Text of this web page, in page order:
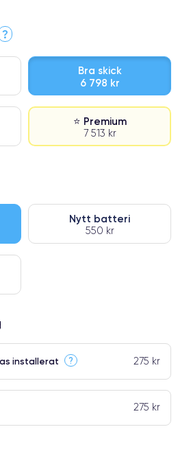
?
Bra skick
6 798 kr
⭐ Premium
7 513 kr
har premiumklassning
Nytt batteri
550 kr
installerat ? 275 kr
275 kr